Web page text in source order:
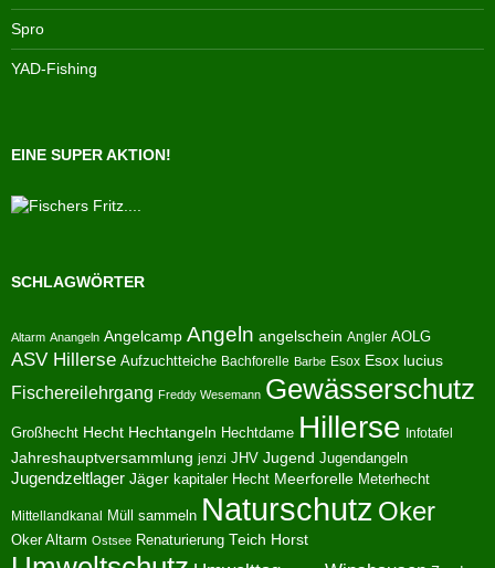
Spro
YAD-Fishing
EINE SUPER AKTION!
SCHLAGWÖRTER
Altarm Anangeln Angelcamp Angeln angelschein Angler AOLG
ASV Hillerse Aufzuchtteiche Bachforelle Barbe Esox Esox lucius
Fischereilehrgang Freddy Wesemann Gewässerschutz
Großhecht Hecht Hechtangeln Hechtdame Hillerse Infotafel
Jahreshauptversammlung jenzi JHV Jugend Jugendangeln
Jugendzeltlager Jäger kapitaler Hecht Meerforelle Meterhecht
Mittellandkanal Müll sammeln Naturschutz Oker
Oker Altarm Ostsee Renaturierung Teich Horst